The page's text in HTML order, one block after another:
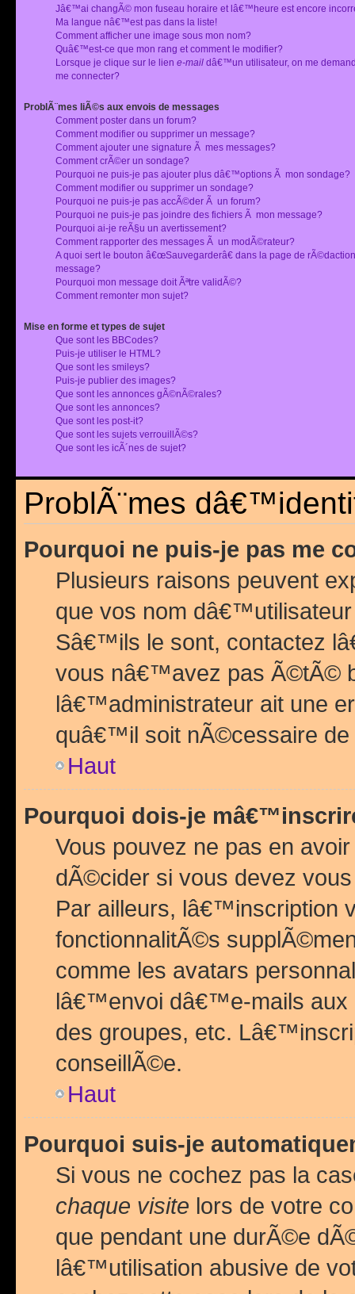
Jâ€™ai changÃ© mon fuseau horaire et lâ€™heure est encore
Ma langue nâ€™est pas dans la liste!
Comment afficher une image sous mon nom?
Quâ€™est-ce que mon rang et comment le modifier?
Lorsque je clique sur le lien e-mail dâ€™un utilisateur, on me
me connecter?
ProblÃ¨mes liÃ©s aux envois de messages
Comment poster dans un forum?
Comment modifier ou supprimer un message?
Comment ajouter une signature Ã mes messages?
Comment crÃ©er un sondage?
Pourquoi ne puis-je pas ajouter plus dâ€™options Ã mon sondage?
Comment modifier ou supprimer un sondage?
Pourquoi ne puis-je pas accÃ©der Ã un forum?
Pourquoi ne puis-je pas joindre des fichiers Ã mon message?
Pourquoi ai-je reÃ§u un avertissement?
Comment rapporter des messages Ã un modÃ©rateur?
A quoi sert le bouton â€œSauvegarderâ€ dans la page de
message?
Pourquoi mon message doit Ãªtre validÃ©?
Comment remonter mon sujet?
Mise en forme et types de sujet
Que sont les BBCodes?
Puis-je utiliser le HTML?
Que sont les smileys?
Puis-je publier des images?
Que sont les annonces gÃ©nÃ©rales?
Que sont les annonces?
Que sont les post-it?
Que sont les sujets verrouillÃ©s?
Que sont les icÃ´nes de sujet?
ProblÃ¨mes
Pourquoi ne puis-je pas me
Plusieurs raisons peuvent
que vos nom
Sâ€™ils le sont, contactez
vous nâ€™avez pas Ã©tÃ©
lâ€™administrateur ait une
quâ€™il soit nÃ©cessaire de
Haut
Pourquoi dois-je
Vous pouvez ne pas en
dÃ©cider si vous devez
Par ailleurs, lâ€™inscription
fonctionnalitÃ©s
comme les avatars
lâ€™envoi dâ€™e-mails
des groupes, etc.
conseillÃ©e.
Haut
Pourquoi suis-je
Si vous ne cochez pas la
chaque visite lors de votre
que pendant une durÃ©e
lâ€™utilisation abusive de